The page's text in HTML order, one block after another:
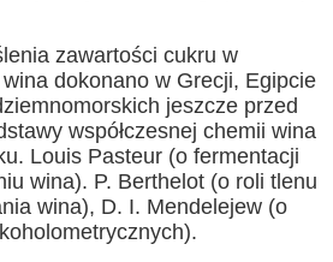
zawartości cukru w
dokonano w Grecji, Egipcie
jeszcze przed
współczesnej chemii wina
Louis Pasteur (o fermentacji
wina). P. Berthelot (o roli tlenu
wina), D. I. Mendelejew (o